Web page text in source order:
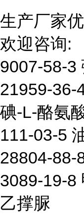
生产厂家
欢迎咨询:
9007-58-3
21959-36-
碘-L-酪氨
111-03-5
28804-88-
3089-19-8
乙撑脲